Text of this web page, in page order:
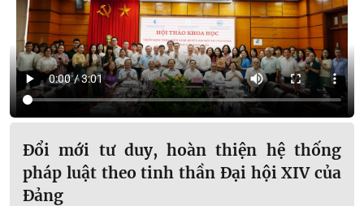
Đổi mới tư duy, hoàn thiện hệ thống
pháp luật theo tinh thần Đại hội XIV của
Đảng